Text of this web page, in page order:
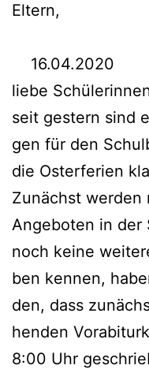
16.04.2020
lie­be
seit ges­tern sind
gen für den
die Oster­fe­ri­en
Zunächst
Ange­bo­ten in der
noch kei­ne
ben ken­nen,
den, dass
hen­den
8:00 Uhr